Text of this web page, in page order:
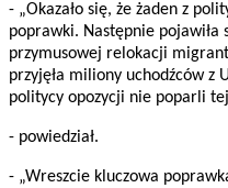
- „Okazało się, że żaden z
poprawki. Następnie pojawiła
przymusowej relokacji
przyjęła miliony uchodźców z
politycy opozycji nie poparli
- powiedział.
- „Wreszcie kluczowa